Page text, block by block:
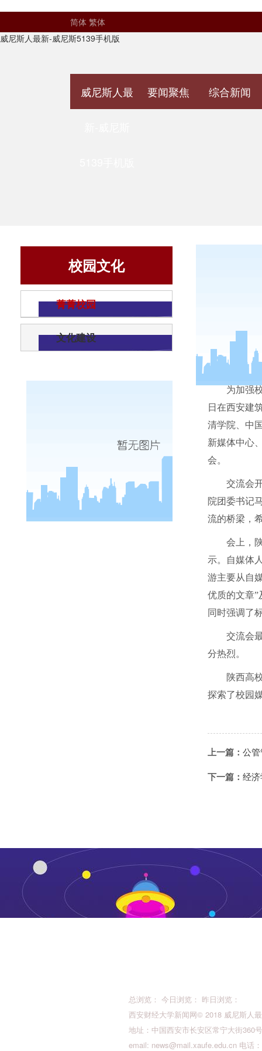
简体 繁体
威尼斯人最新-威尼斯5139手机版
威尼斯人最 要闻聚焦 综合新闻
校园文化
菁菁校园
文化建设
为加强
日在西安建
清学院、中
新媒体中心
会。
交流会
院团委书记
流的桥梁，
会上，
示。自媒体
游主要从自
优质的文章”
同时强调了
交流会
分热烈。
陕西高
探索了校园
上一篇： 公
下一篇： 经
总浏览： 今日浏览： 昨日浏览：
西安财经大学新闻网© 2018 威尼斯人
地址：中国西安市长安区常宁大街360
email: news@mail.xaufe.edu.cn 电话